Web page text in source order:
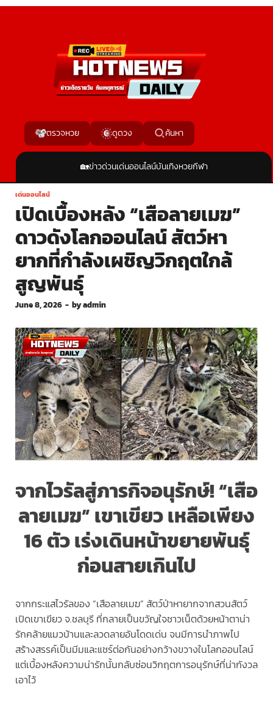
ตรวจหวย ดูดวง ค้นหา
🏡ข่าวด่วนเด่นออนไลน์บันเทิงหวยกีฬา
เด่นออนไลน์
เปิดเบื้องหลัง “เสือลายเมฆ”
ดาวดังโลกออนไลน์ สัตว์หา
ยากที่กำลังเผชิญวิกฤตใกล้
สูญพันธุ์
June 8, 2026 - byadmin
จากไวรัลสู่ภารกิจอนุรักษ์! “เสือ
ลายเมฆ” เขาเขียว เหลือเพียง
16 ตัว เร่งเดินหน้าขยายพันธุ์
ก่อนสายเกินไป
จากกระแสไวรัลของ “เสือลายเมฆ” สัตว์ป่าหายากจากสวนสัตว์
เปิดเขาเขียว จ.ชลบุรี ที่กลายเป็นขวัญใจชาวเน็ตด้วยหน้าตาน่า
รักคล้ายแมวบ้านและลวดลายอันโดดเด่น จนมีการนำภาพไป
สร้างสรรค์เป็นมีมและแชร์ต่อกันอย่างกว้างขวางในโลกออนไลน์
แต่เบื้องหลังความน่ารักนั้นกลับซ่อนวิกฤตการอนุรักษ์ที่น่ากังวล
เอาไว้